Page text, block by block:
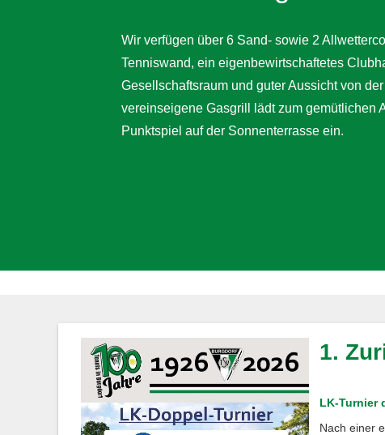
Wir verfügen über 6 Sand- sowie 2
Tenniswand, ein eigenbewirtschaftetes
Gesellschaftsraum und guter Aussicht von
vereinseigene Gasgrill lädt zum gemütlichen
Punktspiel auf der Sonnenterrasse ein.
1.
LK-Turnier
Nach einer